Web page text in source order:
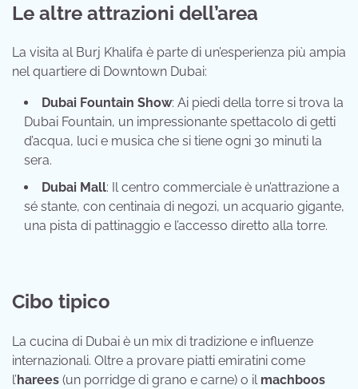
Le altre attrazioni dell’area
La visita al Burj Khalifa è parte di un’esperienza più ampia
nel quartiere di Downtown Dubai:
Dubai Fountain Show: Ai piedi della torre si trova la
Dubai Fountain, un impressionante spettacolo di getti
d’acqua, luci e musica che si tiene ogni 30 minuti la
sera.
Dubai Mall: Il centro commerciale è un’attrazione a
sé stante, con centinaia di negozi, un acquario gigante,
una pista di pattinaggio e l’accesso diretto alla torre.
Cibo tipico
La cucina di Dubai è un mix di tradizione e influenze
internazionali. Oltre a provare piatti emiratini come
l’ harees (un porridge di grano e carne) o il machboos